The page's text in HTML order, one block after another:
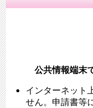
公共情報端末
インターネット
せん。申請書等